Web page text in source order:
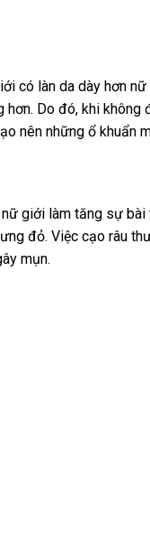
có làn da dày hơn
Do đó, khi
nên những ổ khuẩn
giới làm tăng sự
đỏ. Việc cạo râu
mụn.